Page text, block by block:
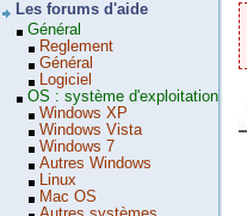
Les forums d'aide
Général
Reglement
Général
Logiciel
OS : système d'exploitation
Windows XP
Windows Vista
Windows 7
Autres Windows
Linux
Mac OS